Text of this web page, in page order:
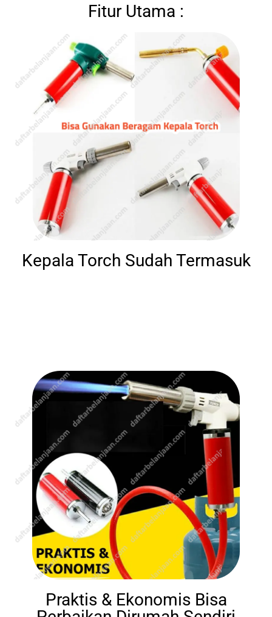
Fitur Utama :
Kepala Torch Sudah Termasuk
Praktis & Ekonomis Bisa